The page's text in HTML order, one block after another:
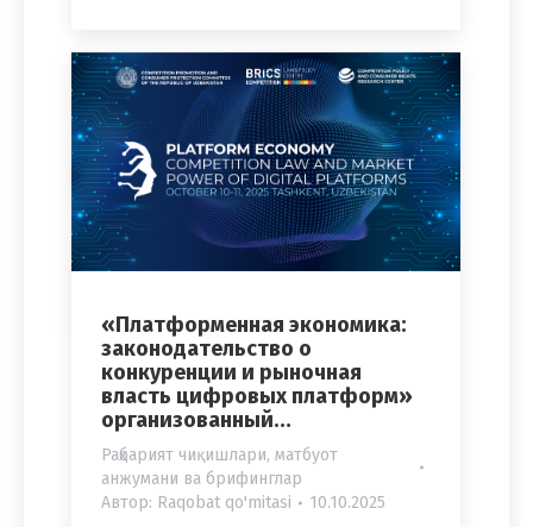
«Платформенная экономика:
законодательство о
конкуренции и рыночная
власть цифровых платформ»
организованный…
Раҳбарият чиқишлари, матбуот
анжумани ва брифинглар
Автор: Raqobat qo'mitasi 10.10.2025